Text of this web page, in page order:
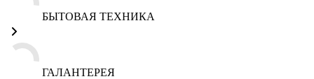
БЫТОВАЯ ТЕХНИКА
ГАЛАНТЕРЕЯ